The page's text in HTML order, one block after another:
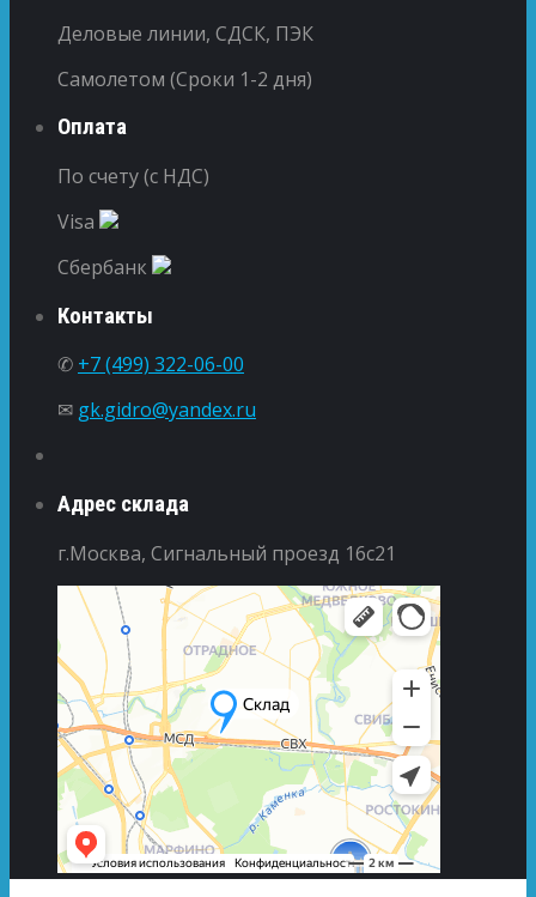
Деловые линии, СДСК, ПЭК
Самолетом (Сроки 1-2 дня)
Оплата
По счету (с НДС)
Visa
Сбербанк
Контакты
✆ +7 (499) 322-06-00
✉ gk.gidro@yandex.ru
Адрес склада
г.Москва, Сигнальный проезд 16с21